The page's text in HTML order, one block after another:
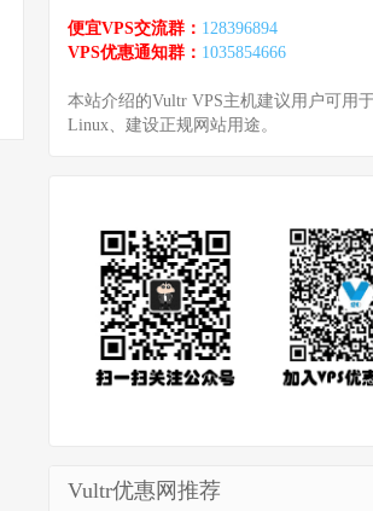
便宜VPS交流群： 128396894
VPS优惠通知群： 1035854666
本站介绍的Vultr VPS主机建议用户可用
Linux、建设正规网站用途。
Vultr优惠网推荐